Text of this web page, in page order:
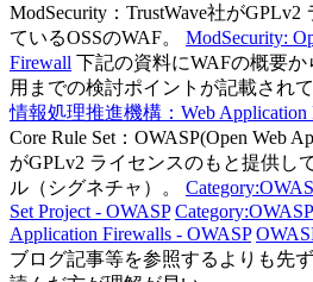
ModSecurity：TrustWave社が
ているOSSのWAF。 ModSecurity:
Firewall 下記の資料にWAFの概要か
用までの検討ポイントが記載され
情報処理推進機構：Web Application
Core Rule Set：OWASP(Open Web
がGPLv2 ライセンスのもと提供し
ル（シグネチャ）。
Set Project - OWASP
Application Firewalls - OWASP
ブログ記事等を参照するよりも先